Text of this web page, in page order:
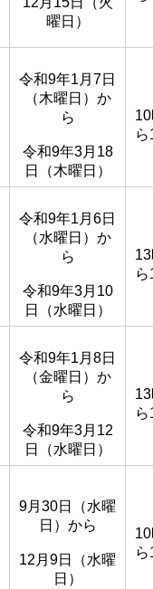
曜日）
令和9年1月7日
（木曜日）か
ら
令和9年3月18
日（木曜日）
令和9年1月6日
（水曜日）か
ら
令和9年3月10
日（水曜日）
令和9年1月8日
（金曜日）か
ら
令和9年3月12
日（水曜日）
9月30日（水曜
日）から
12月9日（水曜
日）